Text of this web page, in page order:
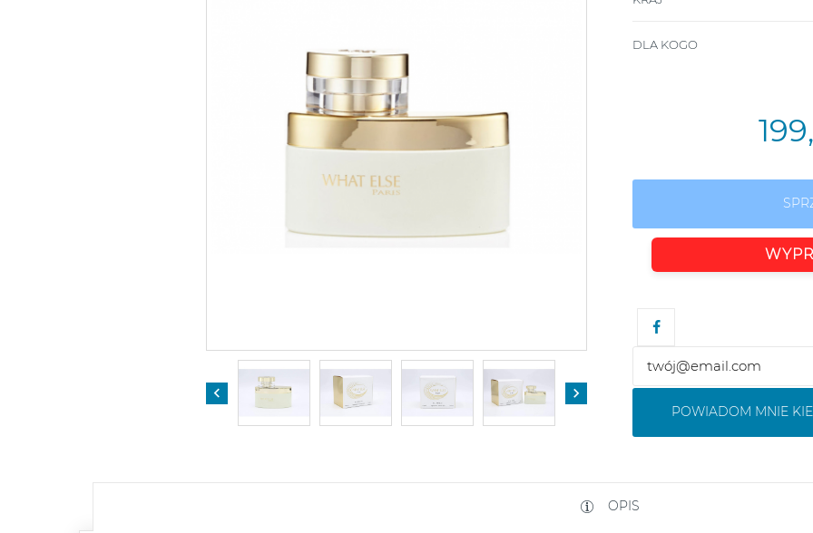
 
DLA KOGO
POWIADOM MNIE
OPIS